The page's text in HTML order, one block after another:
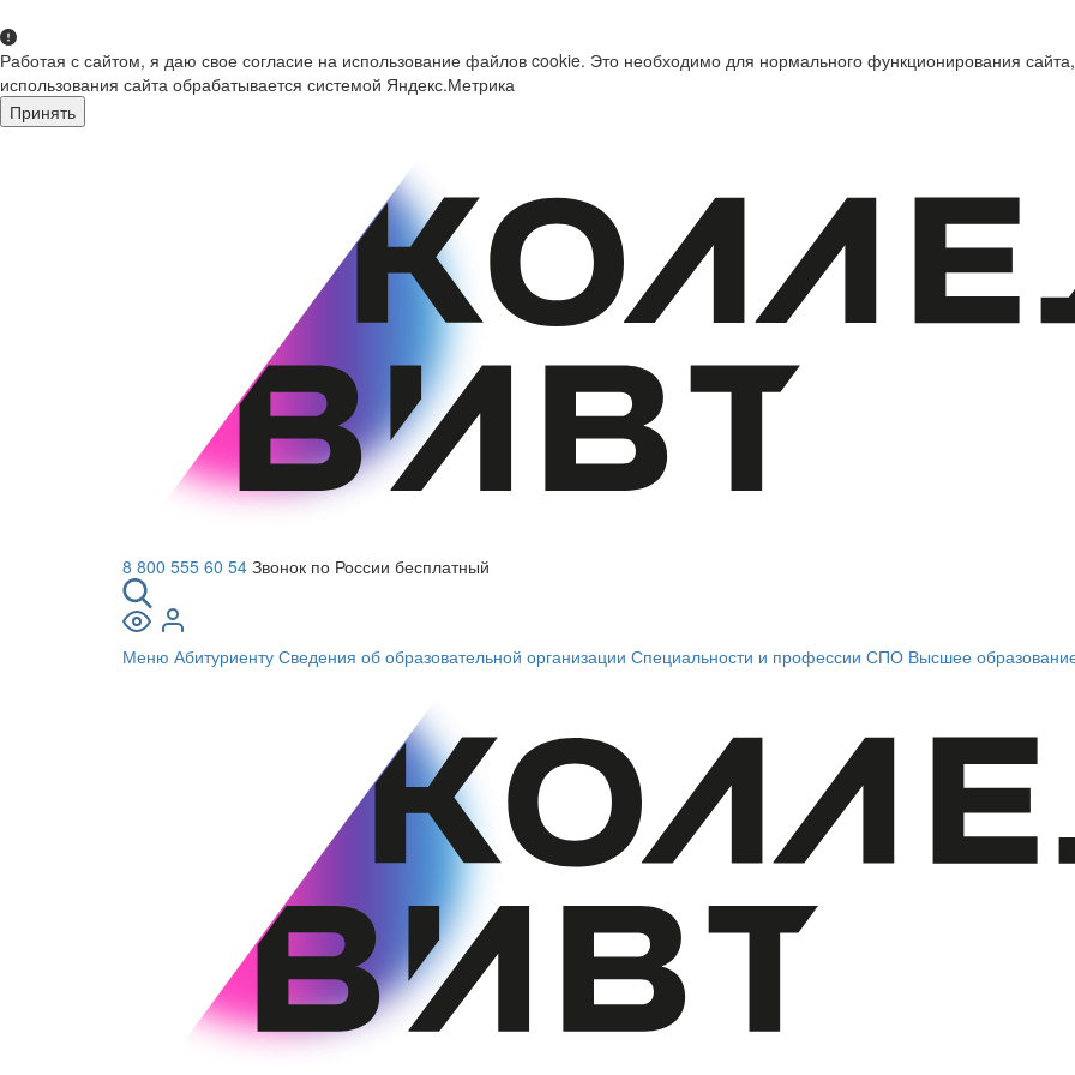
Работая с сайтом, я даю свое согласие на использование файлов cookie. Это необходимо для нормального функционирования
использования сайта обрабатывается системой Яндекс.Метрика
Принять
8 800 555 60 54 Звонок по России бесплатный
Меню Абитуриенту Сведения об образовательной организации Специальности и профессии СПО Высшее